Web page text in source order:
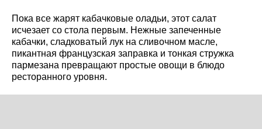
Пока все жарят кабачковые оладьи, этот салат
исчезает со стола первым. Нежные запеченные
кабачки, сладковатый лук на сливочном масле,
пикантная французская заправка и тонкая стружка
пармезана превращают простые овощи в блюдо
ресторанного уровня.